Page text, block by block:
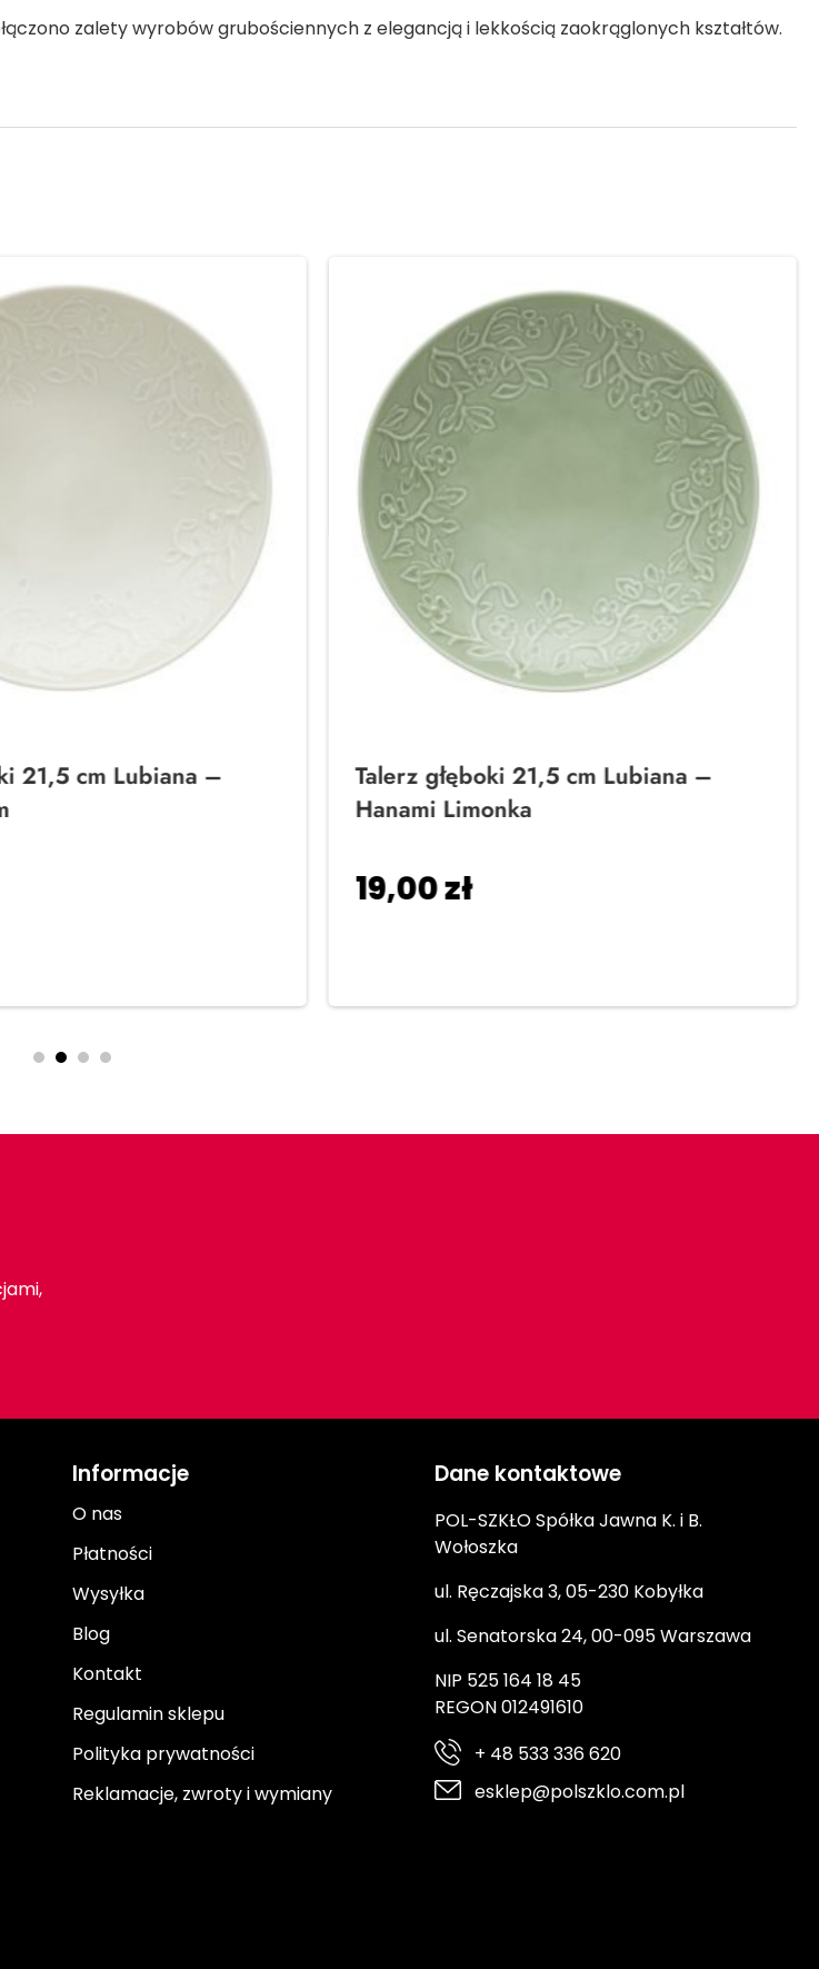
zalety wyrobów grubościennych z elegancją i lekkością zaokrąglonych kształtów.
21,5 cm Lubiana –
Talerz głęboki 21,5 cm Lubiana –
Hanami Limonka
19,00zł
Informacje
O nas
Płatności
Wysyłka
Blog
Kontakt
Regulamin sklepu
Polityka prywatności
Reklamacje, zwroty i wymiany
Dane kontaktowe
POL-SZKŁO Spółka Jawna K. i B.
Wołoszka
ul. Ręczajska 3, 05-230 Kobyłka
ul. Senatorska 24, 00-095 Warszawa
NIP 525 164 18 45
REGON 012491610
+ 48 533 336 620
esklep@polszklo.com.pl